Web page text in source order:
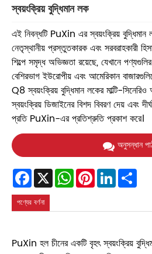
স্বয়ংক্রিয় বুদ্ধিমান লক
এই নিবন্ধটি PuXin এর স্বয়ংক্রিয় বুদ্ধিমান
নেতৃস্থানীয় প্রস্তুতকারক এবং সরবরাহকারী
শিল্পে সমৃদ্ধ অভিজ্ঞতা রয়েছে, যেখানে
বেশিরভাগ ইউরোপীয় এবং আমেরিকান
Q8 স্বয়ংক্রিয় বুদ্ধিমান লকের মাল্টি-
স্বয়ংক্রিয় ডিজাইনের বিশদ বিবরণ দেয় এবং
প্রতি PuXin-এর প্রতিশ্রুতি প্রকাশ করে।
অনুসন্ধান
Facebook
X WhatsAppPinterestLinkedIn
পণ্যের বর্ণনা
PuXin হল চীনের একটি বৃহৎ স্বয়ংক্রিয়